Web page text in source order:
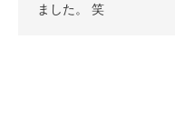
ました。 笑